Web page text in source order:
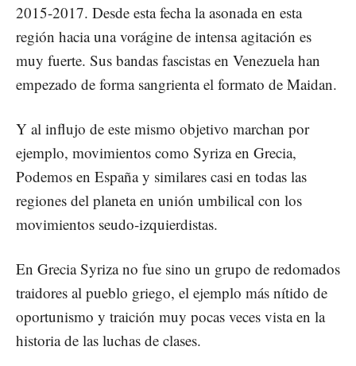
2015-2017. Desde esta fecha la asonada en esta
región hacia una vorágine de intensa agitación es
muy fuerte. Sus bandas fascistas en Venezuela han
empezado de forma sangrienta el formato de Maidan.
Y al influjo de este mismo objetivo marchan por
ejemplo, movimientos como Syriza en Grecia,
Podemos en España y similares casi en todas las
regiones del planeta en unión umbilical con los
movimientos seudo-izquierdistas.
En Grecia Syriza no fue sino un grupo de redomados
traidores al pueblo griego, el ejemplo más nítido de
oportunismo y traición muy pocas veces vista en la
historia de las luchas de clases.